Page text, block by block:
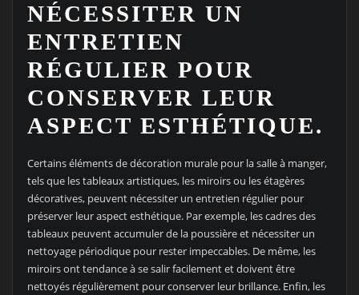
NÉCESSITER UN
ENTRETIEN
RÉGULIER POUR
CONSERVER LEUR
ASPECT ESTHÉTIQUE.
Certains éléments de décoration murale pour la salle à manger,
tels que les tableaux artistiques, les miroirs ou les étagères
décoratives, peuvent nécessiter un entretien régulier pour
préserver leur aspect esthétique. Par exemple, les cadres des
tableaux peuvent accumuler de la poussière et nécessiter un
nettoyage périodique pour rester impeccables. De même, les
miroirs ont tendance à se salir facilement et doivent être
nettoyés régulièrement pour conserver leur brillance. Enfin, les